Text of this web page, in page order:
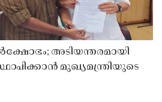
അടിയന്തരമായി
മുഖ്യമന്ത്രിയുടെ